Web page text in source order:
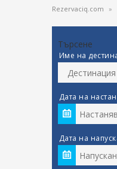
Rezervaciq.com
Търсене
Име на
Дата на
Дата на